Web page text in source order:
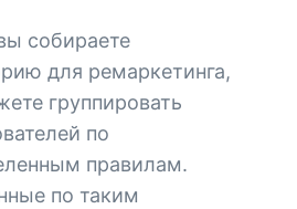
собираете
для ремаркетинга,
группировать
по
правилам.
по таким